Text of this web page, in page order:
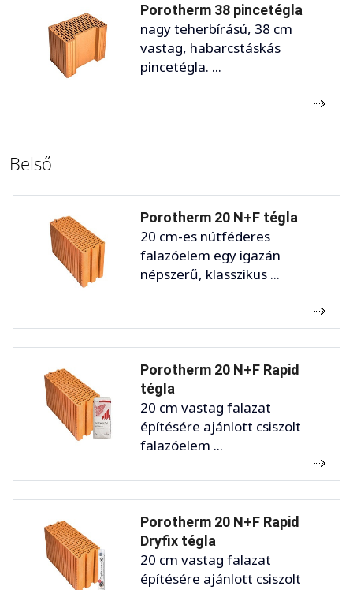
Porotherm 38 pincetégla
nagy teherbírású, 38 cm
vastag, habarcstáskás
pincetégla. ...
Belső
Porotherm 20 N+F tégla
20 cm-es nútféderes
falazóelem egy igazán
népszerű, klasszikus ...
Porotherm 20 N+F Rapid
tégla
20 cm vastag falazat
építésére ajánlott csiszolt
falazóelem ...
Porotherm 20 N+F Rapid
Dryfix tégla
20 cm vastag falazat
építésére ajánlott csiszolt